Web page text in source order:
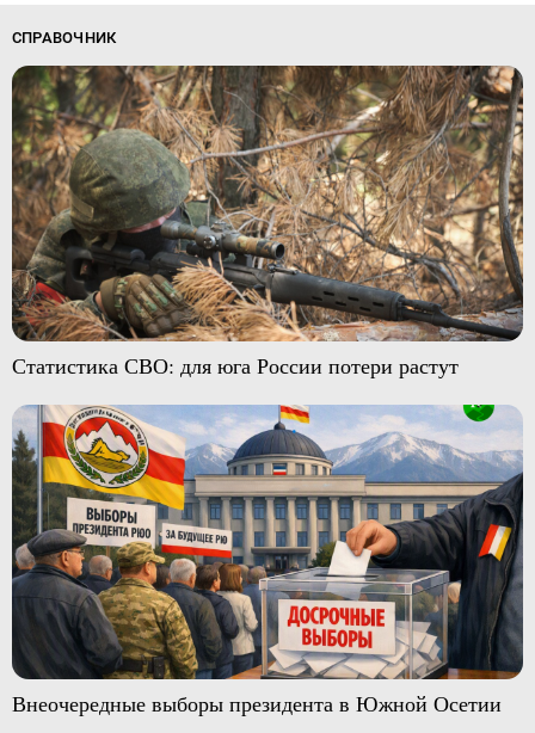
СПРАВОЧНИК
Статистика СВО: для юга России потери растут
Внеочередные выборы президента в Южной Осетии